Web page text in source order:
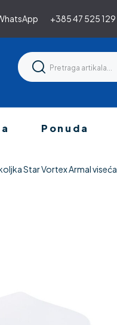
+385 47 525 129
Ponuda
Star Vortex Armal viseća